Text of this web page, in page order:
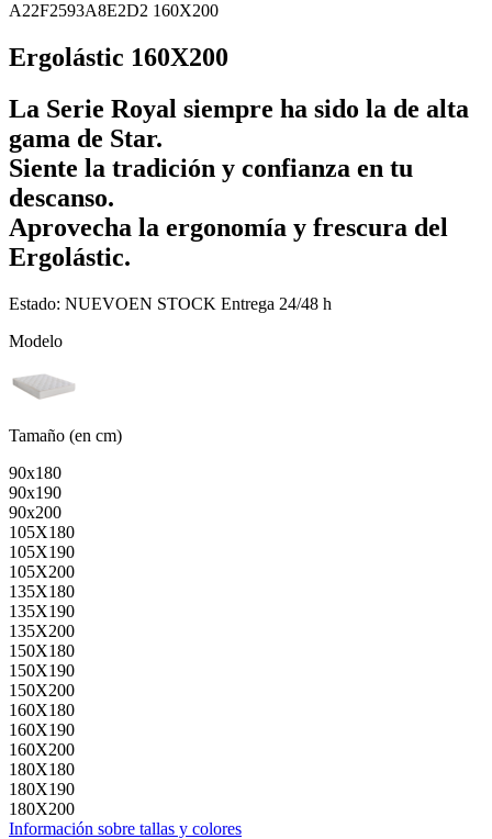
A22F2593A8E2D2 160X200
Ergolástic 160X200
La Serie Royal siempre ha sido la de alta
gama de Star.
Siente la tradición y confianza en tu
descanso.
Aprovecha la ergonomía y frescura del
Ergolástic.
Estado: NUEVOEN STOCK Entrega 24/48 h
Modelo
Tamaño (en cm)
90x180
90x190
90x200
105X180
105X190
105X200
135X180
135X190
135X200
150X180
150X190
150X200
160X180
160X190
160X200
180X180
180X190
180X200
Información sobre tallas y colores